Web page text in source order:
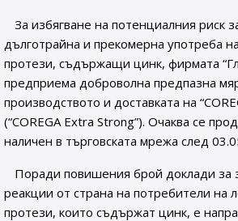
За избягване на потенциалния риск
дълготрайна и прекомерна употреба
протези, съдържащи цинк, фирмата
предприема доброволна предпазна
производството и доставката на
(“COREGA Extra Strong”). Очаква се
наличен в търговската мрежа след
Поради повишения брой доклади за
реакции от страна на потребители на
протези, които съдържат цинк, е